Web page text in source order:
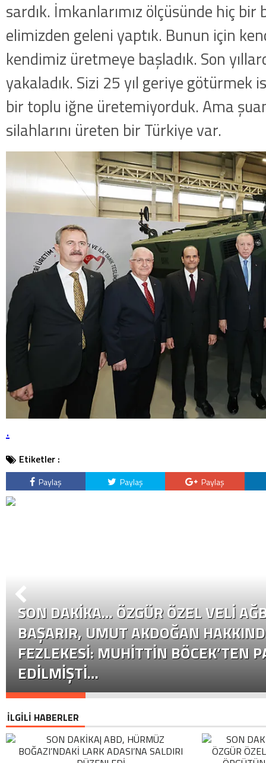
sardık. İmkanlarımız ölçüsünde hiç bir
elimizden geleni yaptık. Bunun için
kendimiz üretmeye başladık. Son
yakaladık. Sizi 25 yıl geriye götürmek
bir toplu iğne üretemiyorduk. Ama
silahlarını üreten bir Türkiye var.
.
Etiketler :
Paylaş Paylaş Paylaş
SON DAKİKA… ÖZGÜR ÖZEL VELI
BAŞARIR, UMUT AKDOĞAN
FEZLEKESI: MUHITTIN BÖCEK’TEN
EDILMIŞTI…
İLGİLİ HABERLER